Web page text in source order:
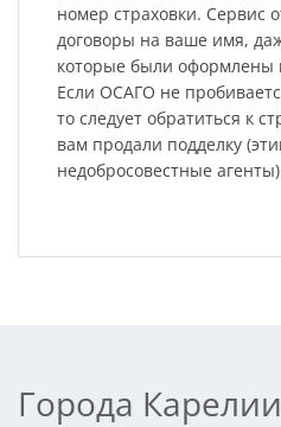
номер страховки. Сервис
договоры на ваше имя,
которые были оформлены
Если ОСАГО не
то следует обратиться к
вам продали подделку
недобросовестные
Города Карелии